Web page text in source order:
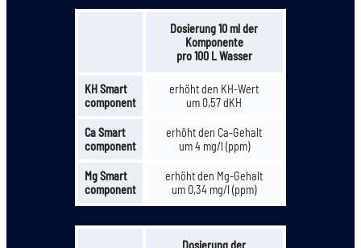
Dosierung 10 ml der
Komponente
pro 100 L Wasser
KH Smart
component
erhöht den KH-Wert
um 0,57 dKH
Ca Smart
component
erhöht den Ca-Gehalt
um 4 mg/l (ppm)
Mg Smart
component
erhöht den Mg-Gehalt
um 0,34 mg/l (ppm)
Dosierung der